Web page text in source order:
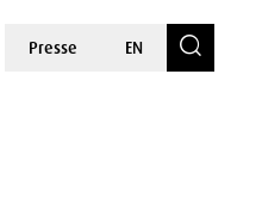
Presse EN